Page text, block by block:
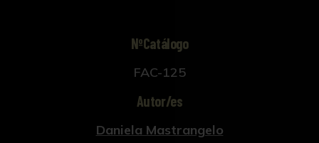
NºCatálogo
FAC-125
Autor/es
Daniela Mastrangelo